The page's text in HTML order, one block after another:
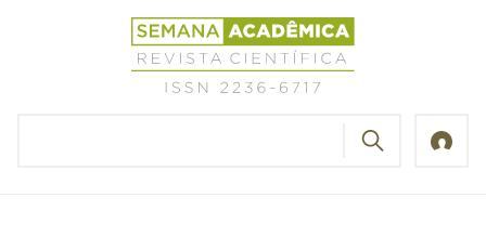
Revista
Científica
Semana